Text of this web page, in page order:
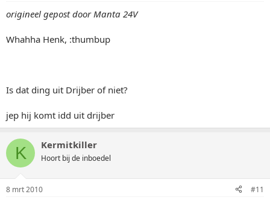
origineel gepost door Manta 24V
Whahha Henk, :thumbup
Is dat ding uit Drijber of niet?
jep hij komt idd uit drijber
K Kermitkiller
Hoort bij de inboedel
8 mrt 2010 #11